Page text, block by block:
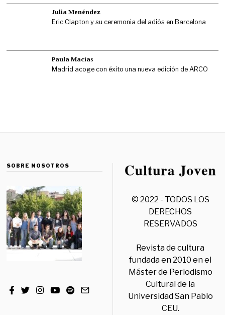
Julia Menéndez
Eric Clapton y su ceremonia del adiós en Barcelona
Paula Macías
Madrid acoge con éxito una nueva edición de ARCO
SOBRE NOSOTROS
© 2022 - TODOS LOS
DERECHOS
RESERVADOS
Revista de cultura
fundada en 2010 en el
Máster de Periodismo
Cultural de la
Universidad San Pablo
CEU.